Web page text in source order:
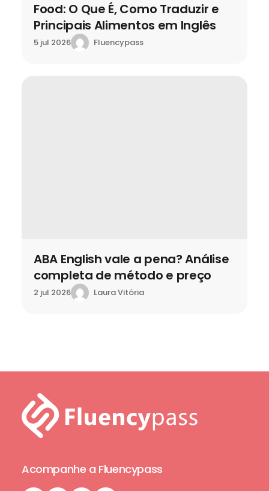
Food: O Que É, Como Traduzir e
Principais Alimentos em Inglês
5 jul 2026 Fluencypass
ABA English vale a pena? Análise
completa de método e preço
2 jul 2026 Laura Vitória
Acompanhe a Fluencypass